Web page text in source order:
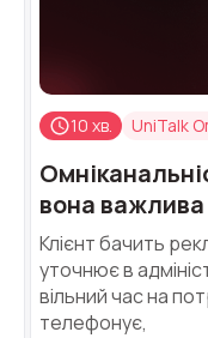
10 хв. UniTalk
вона важлива
Клієнт бачить
уточнює в
вільний час на
телефонує,